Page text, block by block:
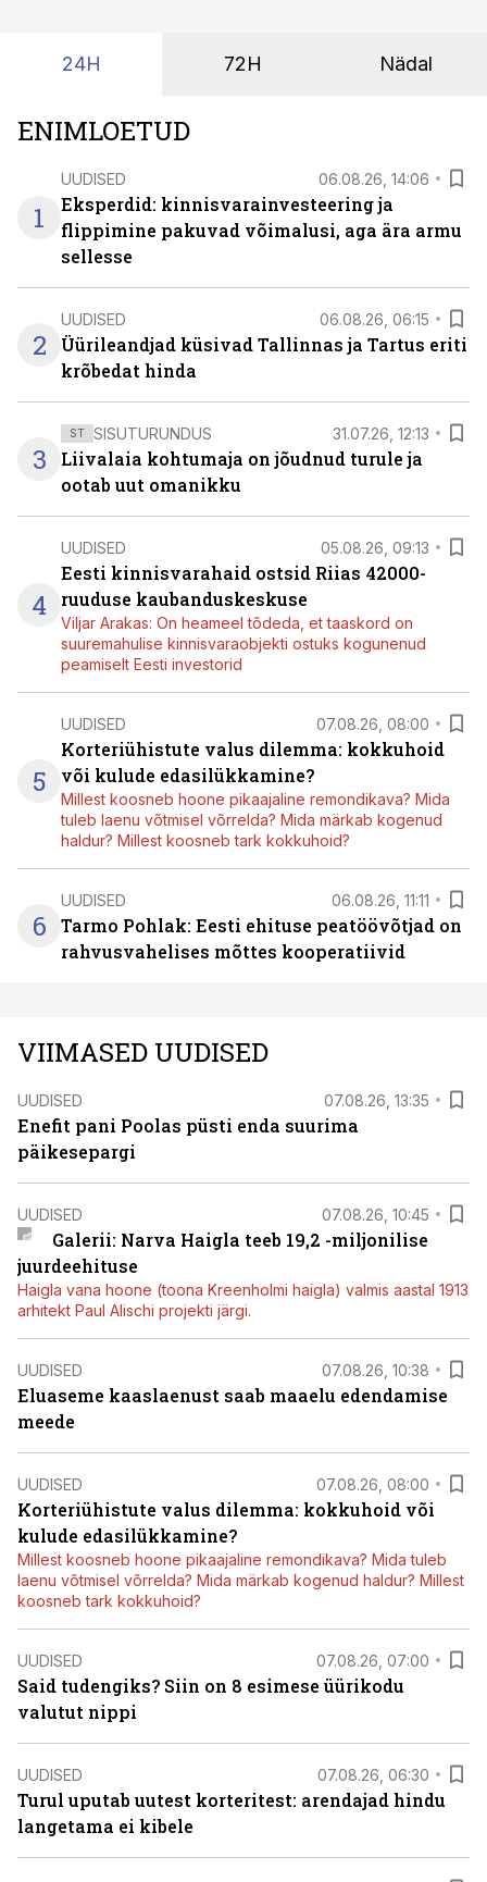
24H 72H Nädal
ENIMLOETUD
1
UUDISED 06.08.26, 14:06
Eksperdid: kinnisvarainvesteering ja
flippimine pakuvad võimalusi, aga ära armu
sellesse
2
UUDISED 06.08.26, 06:15
Üürileandjad küsivad Tallinnas ja Tartus eriti
krõbedat hinda
3
ST SISUTURUNDUS 31.07.26, 12:13
Liivalaia kohtumaja on jõudnud turule ja
ootab uut omanikku
4
UUDISED 05.08.26, 09:13
Eesti kinnisvarahaid ostsid Riias 42000-
ruuduse kaubanduskeskuse
Viljar Arakas: On heameel tõdeda, et taaskord on
suuremahulise kinnisvaraobjekti ostuks kogunenud
peamiselt Eesti investorid
5
UUDISED 07.08.26, 08:00
Korteriühistute valus dilemma: kokkuhoid
või kulude edasilükkamine?
Millest koosneb hoone pikaajaline remondikava? Mida
tuleb laenu võtmisel võrrelda? Mida märkab kogenud
haldur? Millest koosneb tark kokkuhoid?
6
UUDISED 06.08.26, 11:11
Tarmo Pohlak: Eesti ehituse peatöövõtjad on
rahvusvahelises mõttes kooperatiivid
VIIMASED UUDISED
UUDISED 07.08.26, 13:35
Enefit pani Poolas püsti enda suurima
päikesepargi
UUDISED 07.08.26, 10:45
Galerii: Narva Haigla teeb 19,2 -miljonilise
juurdeehituse
Haigla vana hoone (toona Kreenholmi haigla) valmis aastal 1913
arhitekt Paul Alischi projekti järgi.
UUDISED 07.08.26, 10:38
Eluaseme kaaslaenust saab maaelu edendamise
meede
UUDISED 07.08.26, 08:00
Korteriühistute valus dilemma: kokkuhoid või
kulude edasilükkamine?
Millest koosneb hoone pikaajaline remondikava? Mida tuleb
laenu võtmisel võrrelda? Mida märkab kogenud haldur? Millest
koosneb tark kokkuhoid?
UUDISED 07.08.26, 07:00
Said tudengiks? Siin on 8 esimese üürikodu
valutut nippi
UUDISED 07.08.26, 06:30
Turul uputab uutest korteritest: arendajad hindu
langetama ei kibele